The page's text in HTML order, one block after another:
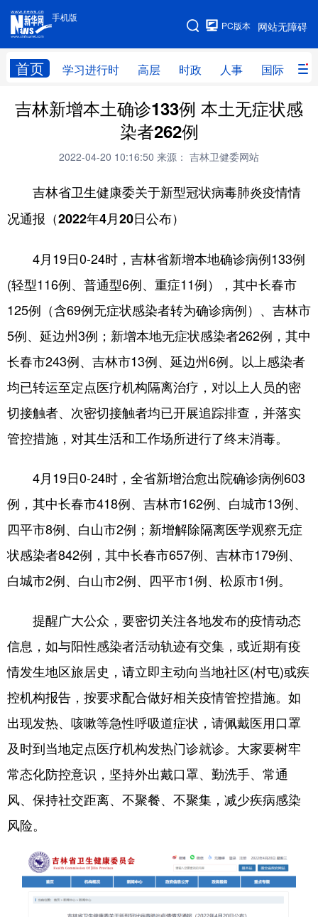
手机版
网站无障碍
PC版本
首页 学习进行时 高层 时政 人事 国际 财
手机版
网站地图
学习进行时 高层 时政 人事
财经 网评
全球连线
科技 科创 量子 体育
文化 书画
访谈 视频 图片 政务
法律 中央文件 金融 汽车
食品 人居 信息化 数字经济
学术中国 乡村振兴 银龄 溯源中国
彩票 娱乐 时尚 悦读
公益 一带一路 亚太网 上市公司
地方频道
北京 天津 河北 山西
辽宁 吉林 上海 江苏
福建 江西
山东 河南 湖北 湖南
广东 广西 海南 重庆
四川 贵州 云南 西藏
陕西 甘肃 青海 宁夏
多语种频道
Русский язык 日本語 한국어
吉林新增本土确诊133例 本土无症状感
染者262例
2022-04-20 10:16:50 来源： 吉林卫健委网站
吉林省卫生健康委关于新型冠状病毒肺炎疫情情
况通报（2022年4月20日公布）
4月19日0-24时，吉林省新增本地确诊病例133例
(轻型116例、普通型6例、重症11例），其中长春市
125例（含69例无症状感染者转为确诊病例）、吉林市
5例、延边州3例；新增本地无症状感染者262例，其中
长春市243例、吉林市13例、延边州6例。以上感染者
均已转运至定点医疗机构隔离治疗，对以上人员的密
切接触者、次密切接触者均已开展追踪排查，并落实
管控措施，对其生活和工作场所进行了终末消毒。
4月19日0-24时，全省新增治愈出院确诊病例603
例，其中长春市418例、吉林市162例、白城市13例、
四平市8例、白山市2例；新增解除隔离医学观察无症
状感染者842例，其中长春市657例、吉林市179例、
白城市2例、白山市2例、四平市1例、松原市1例。
提醒广大公众，要密切关注各地发布的疫情动态
信息，如与阳性感染者活动轨迹有交集，或近期有疫
情发生地区旅居史，请立即主动向当地社区(村屯)或疾
控机构报告，按要求配合做好相关疫情管控措施。如
出现发热、咳嗽等急性呼吸道症状，请佩戴医用口罩
及时到当地定点医疗机构发热门诊就诊。大家要树牢
常态化防控意识，坚持外出戴口罩、勤洗手、常通
风、保持社交距离、不聚餐、不聚集，减少疾病感染
风险。